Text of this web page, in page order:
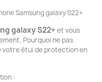
Samsung galaxy S22+
galaxy S22+ et vous
Pourquoi ne pas
votre étui de protection en
: